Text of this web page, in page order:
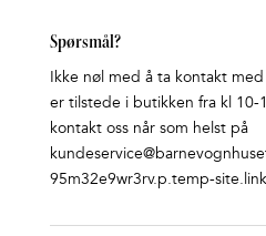
Spørsmål?
Ikke nøl med å ta kontakt
er tilstede i butikken fra kl 10-
kontakt oss når som helst på
95m32e9wr3rv.p.temp-site.link